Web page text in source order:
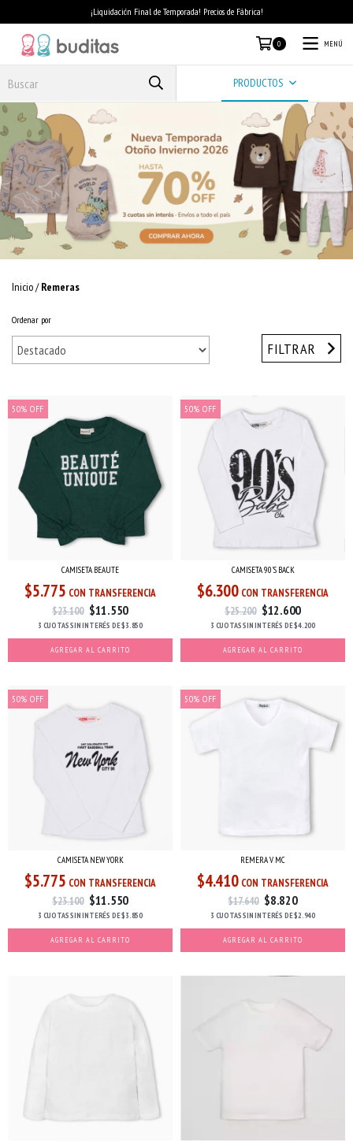
¡Liquidación Final de Temporada! Precios de Fábrica!
0 MENÚ
PRODUCTOS
Inicio/ Remeras
Ordenar por
FILTRAR
50% OFF
CAMISETA BEAUTE
$5.775 CON TRANSFERENCIA
$23.100 $11.550
3 CUOTASSIN INTERÉS DE$3.850
AGREGAR AL CARRITO
50% OFF
CAMISETA 90'S BACK
$6.300 CON TRANSFERENCIA
$25.200 $12.600
3 CUOTASSIN INTERÉS DE$4.200
AGREGAR AL CARRITO
50% OFF
CAMISETA NEW YORK
$5.775 CON TRANSFERENCIA
$23.100 $11.550
3 CUOTASSIN INTERÉS DE$3.850
AGREGAR AL CARRITO
50% OFF
REMERA V MC
$4.410 CON TRANSFERENCIA
$17.640 $8.820
3 CUOTASSIN INTERÉS DE$2.940
AGREGAR AL CARRITO